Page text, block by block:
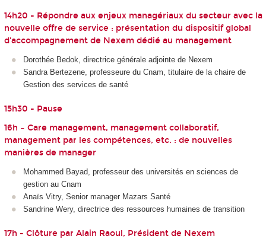
14h20 - Répondre aux enjeux managériaux du secteur avec la
nouvelle offre de service : présentation du dispositif global
d'accompagnement de Nexem dédié au management
Dorothée Bedok, directrice générale adjointe de Nexem
Sandra Bertezene, professeure du Cnam, titulaire de la chaire de
Gestion des services de santé
15h30 - Pause
16h – Care management, management collaboratif,
management par les compétences, etc. : de nouvelles
manières de manager
Mohammed Bayad, professeur des universités en sciences de
gestion au Cnam
Anaïs Vitry, Senior manager Mazars Santé
Sandrine Wery, directrice des ressources humaines de transition
17h - Clôture par Alain Raoul, Président de Nexem